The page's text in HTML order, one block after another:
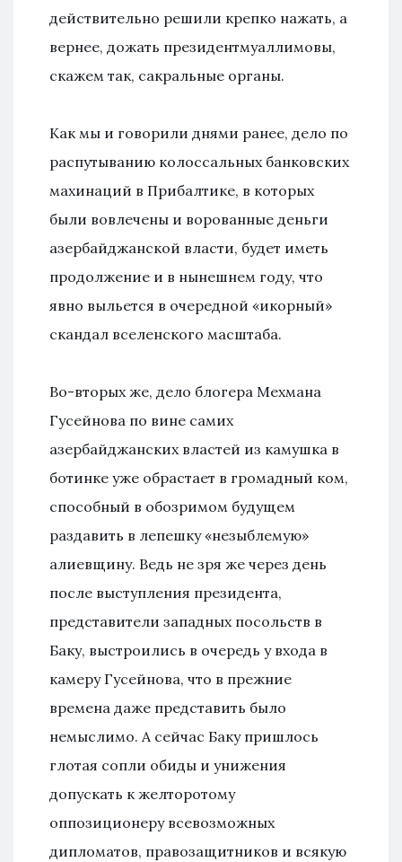
действительно решили крепко нажать, а
вернее, дожать президентмуаллимовы,
скажем так, сакральные органы.
Как мы и говорили днями ранее, дело по
распутыванию колоссальных банковских
махинаций в Прибалтике, в которых
были вовлечены и ворованные деньги
азербайджанской власти, будет иметь
продолжение и в нынешнем году, что
явно выльется в очередной «икорный»
скандал вселенского масштаба.
Во-вторых же, дело блогера Мехмана
Гусейнова по вине самих
азербайджанских властей из камушка в
ботинке уже обрастает в громадный ком,
способный в обозримом будущем
раздавить в лепешку «незыблемую»
алиевщину. Ведь не зря же через день
после выступления президента,
представители западных посольств в
Баку, выстроились в очередь у входа в
камеру Гусейнова, что в прежние
времена даже представить было
немыслимо. А сейчас Баку пришлось
глотая сопли обиды и унижения
допускать к желторотому
оппозиционеру всевозможных
дипломатов, правозащитников и всякую